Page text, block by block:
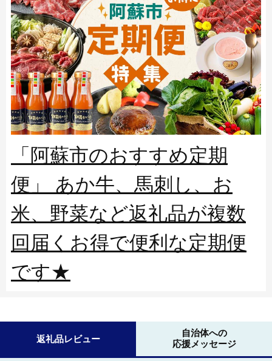
「阿蘇市のおすすめ定期
便」 あか牛、馬刺し、お
米、野菜など返礼品が複数
回届くお得で便利な定期便
です★
返礼品レビュー
自治体への
応援メッセージ